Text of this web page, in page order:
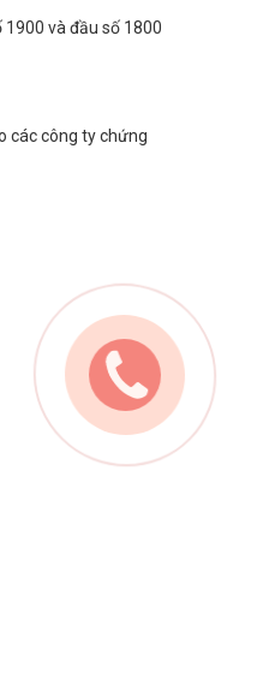
1900 và đầu số 1800
các công ty chứng